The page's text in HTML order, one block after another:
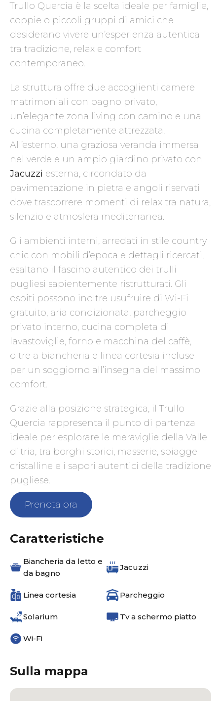
Trullo Quercia è la scelta ideale per famiglie,
coppie o piccoli gruppi di amici che
desiderano vivere un’esperienza autentica
tra tradizione, relax e comfort
contemporaneo.
La struttura offre due accoglienti camere
matrimoniali con bagno privato,
un’elegante zona living con camino e una
cucina completamente attrezzata.
All’esterno, una graziosa veranda immersa
nel verde e un ampio giardino privato con
Jacuzzi esterna, circondato da
pavimentazione in pietra e angoli riservati
dove trascorrere momenti di relax tra natura,
silenzio e atmosfera mediterranea.
Gli ambienti interni, arredati in stile country
chic con mobili d’epoca e dettagli ricercati,
esaltano il fascino autentico dei trulli
pugliesi sapientemente ristrutturati. Gli
ospiti possono inoltre usufruire di Wi-Fi
gratuito, aria condizionata, parcheggio
privato interno, cucina completa di
lavastoviglie, forno e macchina del caffè,
oltre a biancheria e linea cortesia incluse
per un soggiorno all’insegna del massimo
comfort.
Grazie alla posizione strategica, il Trullo
Quercia rappresenta il punto di partenza
ideale per esplorare le meraviglie della Valle
d’Itria, tra borghi storici, masserie, spiagge
cristalline e i sapori autentici della tradizione
pugliese.
Prenota ora
Caratteristiche
Biancheria da letto e
da bagno
Jacuzzi
Linea cortesia Parcheggio
Solarium Tv a schermo piatto
Wi-Fi
Sulla mappa